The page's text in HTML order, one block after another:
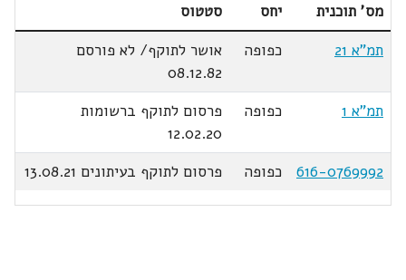
מס' תוכנית
יחס
סטטוס
תמ"א 21
כפופה
אושר לתוקף/ לא פורסם
08.12.82
תמ"א 1
כפופה
פרסום לתוקף ברשומות
12.02.20
616-0769992
כפופה פרסום לתוקף בעיתונים 13.08.21